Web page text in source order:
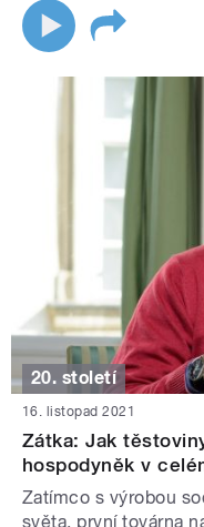
20. století
16. listopad 2021
Zátka: Jak
hospodyněk v
Zatímco s výrobou
světa, první továrna